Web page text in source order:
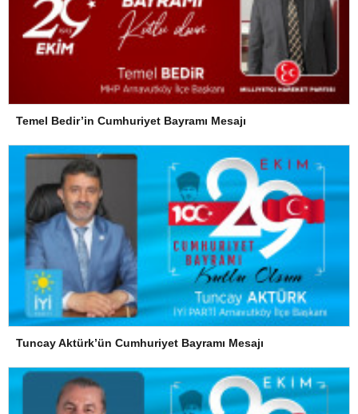
Temel Bedir’in Cumhuriyet Bayramı Mesajı
Tuncay Aktürk’ün Cumhuriyet Bayramı Mesajı